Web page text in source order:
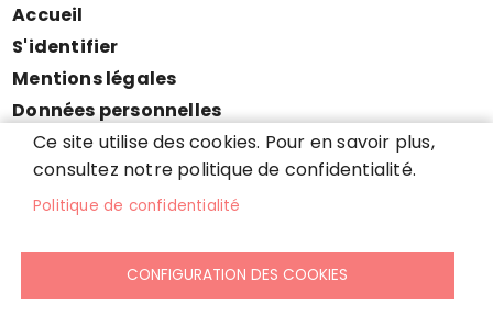
Menu
Pied
de
page
Accueil
S'identifier
Mentions légales
Données personnelles
Accessibilité : partiellement conforme
Cookies
Contact
Ce site utilise des cookies. Pour en savoir plus,
consultez notre politique de confidentialité.
Politique de confidentialité
CONFIGURATION DES COOKIES